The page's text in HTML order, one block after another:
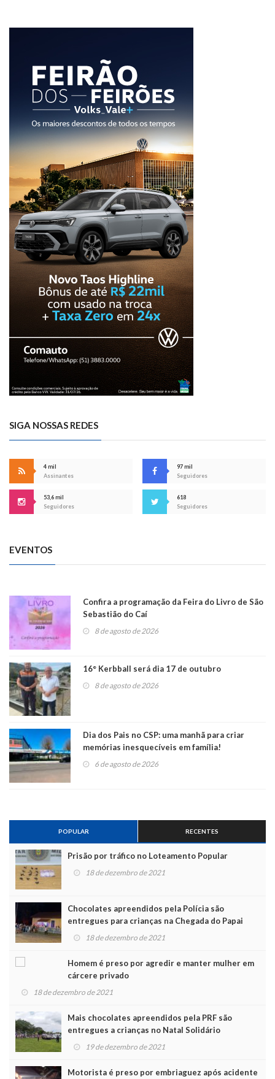
SIGA NOSSAS REDES
4 mil
Assinantes
97 mil
Seguidores
53,6 mil
Seguidores
618
Seguidores
EVENTOS
Confira a programação da Feira do Livro de São
Sebastião do Caí
8 de agosto de 2026
16° Kerbball será dia 17 de outubro
8 de agosto de 2026
Dia dos Pais no CSP: uma manhã para criar
memórias inesquecíveis em família!
6 de agosto de 2026
POPULAR RECENTES
Prisão por tráfico no Loteamento Popular
18 de dezembro de 2021
Chocolates apreendidos pela Polícia são
entregues para crianças na Chegada do Papai
Noel 18 de dezembro de 2021
Homem é preso por agredir e manter mulher em
cárcere privado
18 de dezembro de 2021
Mais chocolates apreendidos pela PRF são
entregues a crianças no Natal Solidário
19 de dezembro de 2021
Motorista é preso por embriaguez após acidente